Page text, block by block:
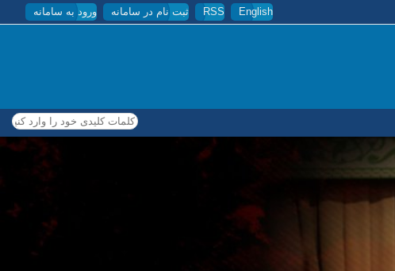
English
RSS ثبت نام در سامانه ورود به سامانه
کلمات کلیدی خود را وارد کنید